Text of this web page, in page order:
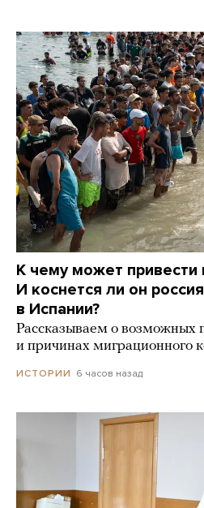
К чему может привести
И коснется ли он
в Испании?
Рассказываем о возможных
и причинах миграционного
ИСТОРИИ 6 часов назад